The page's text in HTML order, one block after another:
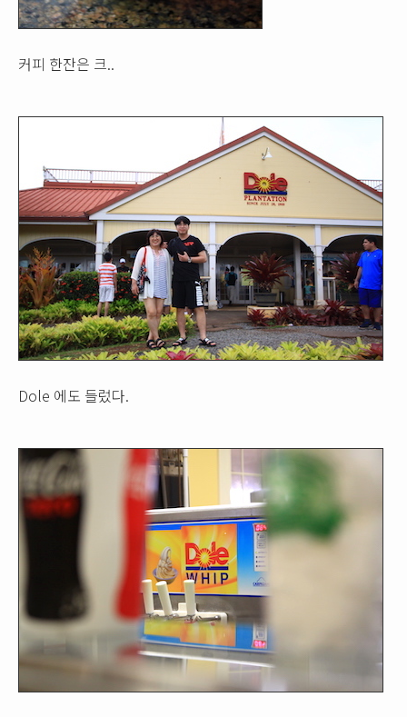
커피 한잔은 크..
Dole 에도 들렀다.